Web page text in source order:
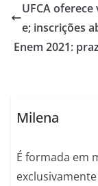
UFCA
e; inscrições
Enem 2021:
Milena
É formada em